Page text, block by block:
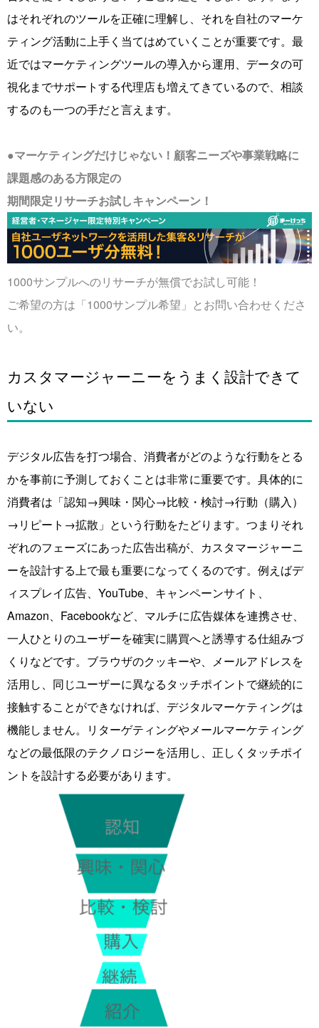
はそれぞれのツールを正確に理解し、それを自社のマーケ
ティング活動に上手く当てはめていくことが重要です。最
近ではマーケティングツールの導入から運用、データの可
視化までサポートする代理店も増えてきているので、相談
するのも一つの手だと言えます。
●マーケティングだけじゃない！顧客ニーズや事業戦略に
課題感のある方限定の
期間限定リサーチお試しキャンペーン！
1000サンプルへのリサーチが無償でお試し可能！
ご希望の方は「1000サンプル希望」とお問い合わせくださ
い。
カスタマージャーニーをうまく設計できて
いない
デジタル広告を打つ場合、消費者がどのような行動をとる
かを事前に予測しておくことは非常に重要です。具体的に
消費者は「認知→興味・関心→比較・検討→行動（購入）
→リピート→拡散」という行動をたどります。つまりそれ
ぞれのフェーズにあった広告出稿が、カスタマージャーニ
ーを設計する上で最も重要になってくるのです。例えばデ
ィスプレイ広告、YouTube、キャンペーンサイト、
Amazon、Facebookなど、マルチに広告媒体を連携させ、
一人ひとりのユーザーを確実に購買へと誘導する仕組みづ
くりなどです。ブラウザのクッキーや、メールアドレスを
活用し、同じユーザーに異なるタッチポイントで継続的に
接触することができなければ、デジタルマーケティングは
機能しません。リターゲティングやメールマーケティング
などの最低限のテクノロジーを活用し、正しくタッチポイ
ントを設計する必要があります。